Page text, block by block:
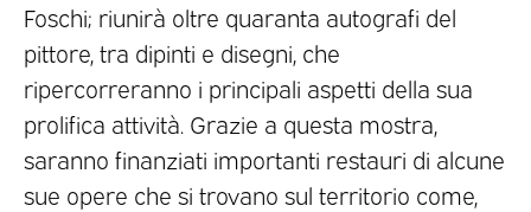
Foschi; riunirà oltre quaranta autografi del
pittore, tra dipinti e disegni, che
ripercorreranno i principali aspetti della sua
prolifica attività. Grazie a questa mostra,
saranno finanziati importanti restauri di alcune
sue opere che si trovano sul territorio come,